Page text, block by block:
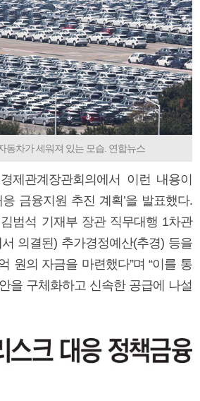
동차가 세워져 있는 모습. 연합뉴스
제관계장관회의에서 이런 내용이
금융지원 추진 계획’을 발표했다.
범석 기재부 장관 직무대행 1차관
의결된) 추가경정예산(추경) 등을
원의 자금을 마련했다”며 “이를 통
을 구체화하고 신속한 공급에 나설